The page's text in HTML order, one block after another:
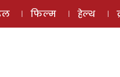
ई-मैगज़ीन
फिल्म हेल्थ